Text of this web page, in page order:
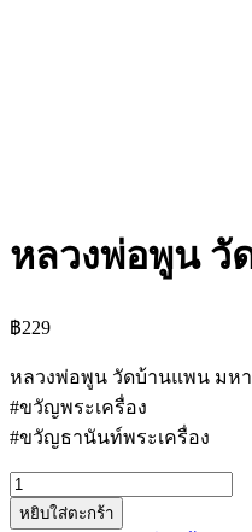
หลวงพ่อพูน วั
฿229
หลวงพ่อพูน วัดบ้านแพน มหา
#ขวัญพระเครื่อง
#ขวัญธานันท์พระเครื่อง
จำนวน
หลวง
หยิบใส่ตะกร้า